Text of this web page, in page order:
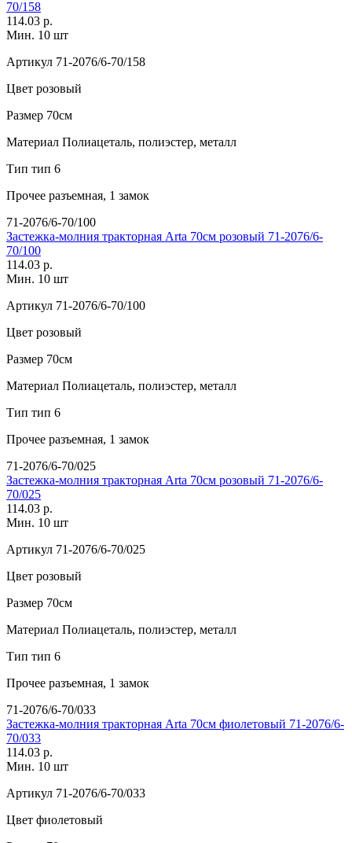
70/158
114.03 р.
Мин. 10 шт
Артикул 71-2076/6-70/158
Цвет розовый
Размер 70см
Материал Полиацеталь, полиэстер, металл
Тип тип 6
Прочее разъемная, 1 замок
71-2076/6-70/100
Застежка-молния тракторная Arta 70см розовый 71-2076/6-
70/100
114.03 р.
Мин. 10 шт
Артикул 71-2076/6-70/100
Цвет розовый
Размер 70см
Материал Полиацеталь, полиэстер, металл
Тип тип 6
Прочее разъемная, 1 замок
71-2076/6-70/025
Застежка-молния тракторная Arta 70см розовый 71-2076/6-
70/025
114.03 р.
Мин. 10 шт
Артикул 71-2076/6-70/025
Цвет розовый
Размер 70см
Материал Полиацеталь, полиэстер, металл
Тип тип 6
Прочее разъемная, 1 замок
71-2076/6-70/033
Застежка-молния тракторная Arta 70см фиолетовый 71-2076/6-
70/033
114.03 р.
Мин. 10 шт
Артикул 71-2076/6-70/033
Цвет фиолетовый